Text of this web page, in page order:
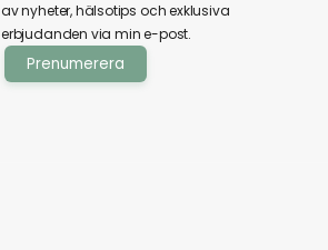
av nyheter, hälsotips och exklusiva
erbjudanden via min e-post.